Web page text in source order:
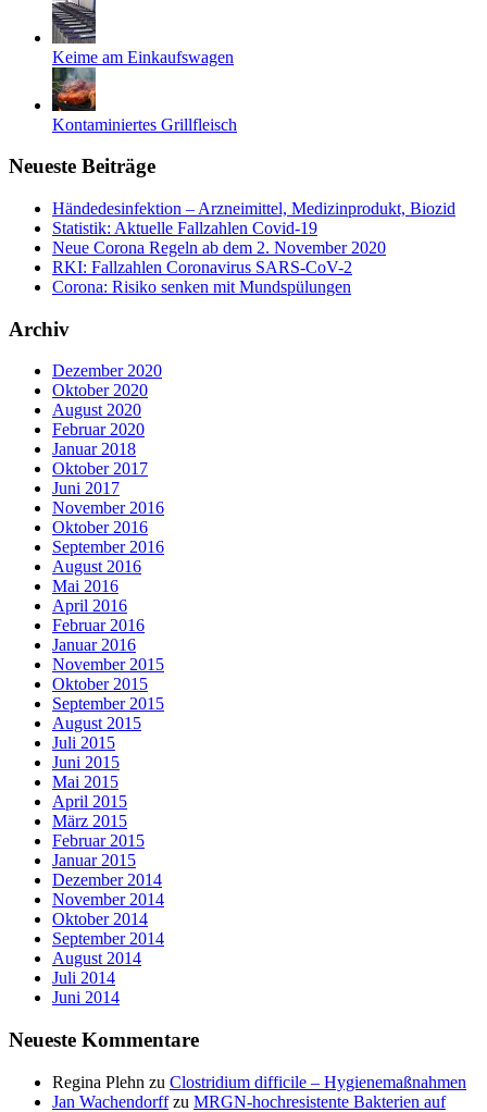
Keime am Einkaufswagen
Kontaminiertes Grillfleisch
Neueste Beiträge
Händedesinfektion – Arzneimittel, Medizinprodukt, Biozid
Statistik: Aktuelle Fallzahlen Covid-19
Neue Corona Regeln ab dem 2. November 2020
RKI: Fallzahlen Coronavirus SARS-CoV-2
Corona: Risiko senken mit Mundspülungen
Archiv
Dezember 2020
Oktober 2020
August 2020
Februar 2020
Januar 2018
Oktober 2017
Juni 2017
November 2016
Oktober 2016
September 2016
August 2016
Mai 2016
April 2016
Februar 2016
Januar 2016
November 2015
Oktober 2015
September 2015
August 2015
Juli 2015
Juni 2015
Mai 2015
April 2015
März 2015
Februar 2015
Januar 2015
Dezember 2014
November 2014
Oktober 2014
September 2014
August 2014
Juli 2014
Juni 2014
Neueste Kommentare
Regina Plehn zu Clostridium difficile – Hygienemaßnahmen
Jan Wachendorffzu MRGN-hochresistente Bakterien auf